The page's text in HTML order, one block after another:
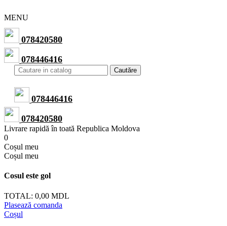
MENU
078420580
078446416
Cautăre
078446416
078420580
Livrare rapidă în toată Republica Moldova
0
Сoșul meu
Сoșul meu
Cosul este gol
TOTAL: 0,00 MDL
Plasează comanda
Coșul